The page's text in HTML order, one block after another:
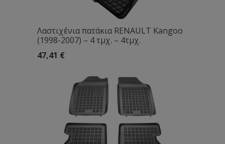
Λαστιχένια πατάκια RENAULT Kangoo
(1998-2007) – 4 τμχ. – 4τμχ.
47,41 €